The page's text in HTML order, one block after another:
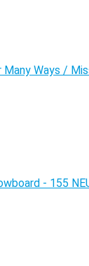
Ways /
- 155